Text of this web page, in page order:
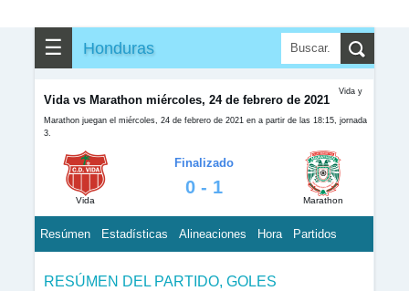
☰ Honduras
Vida vs Marathon miércoles, 24 de febrero de 2021
Vida y
Marathon juegan el miércoles, 24 de febrero de 2021 en a partir de las 18:15, jornada
3.
Vida
Finalizado
0 - 1
Marathon
Resúmen Estadísticas Alineaciones Hora Partidos
RESÚMEN DEL PARTIDO, GOLES